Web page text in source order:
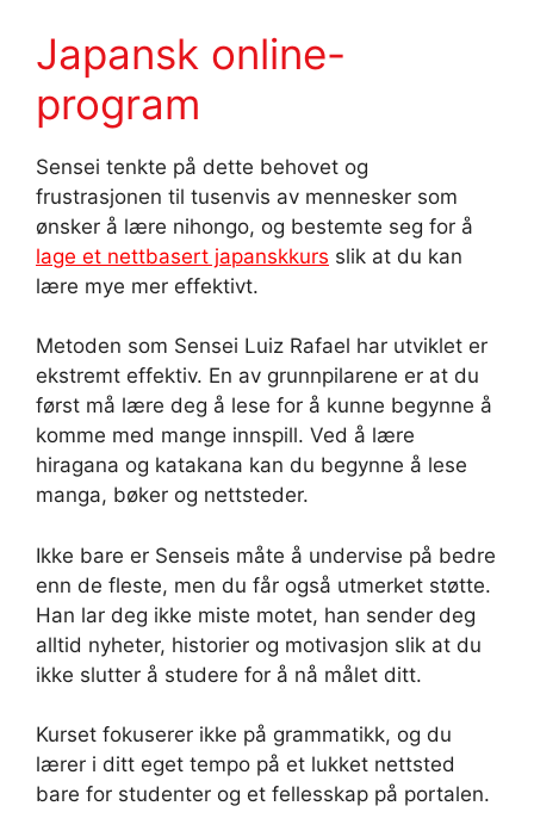
Japansk online-
program
Sensei tenkte på dette behovet og
frustrasjonen til tusenvis av mennesker som
ønsker å lære nihongo, og bestemte seg for å
lage et nettbasert japanskkurs slik at du kan
lære mye mer effektivt.
Metoden som Sensei Luiz Rafael har utviklet er
ekstremt effektiv. En av grunnpilarene er at du
først må lære deg å lese for å kunne begynne å
komme med mange innspill. Ved å lære
hiragana og katakana kan du begynne å lese
manga, bøker og nettsteder.
Ikke bare er Senseis måte å undervise på bedre
enn de fleste, men du får også utmerket støtte.
Han lar deg ikke miste motet, han sender deg
alltid nyheter, historier og motivasjon slik at du
ikke slutter å studere for å nå målet ditt.
Kurset fokuserer ikke på grammatikk, og du
lærer i ditt eget tempo på et lukket nettsted
bare for studenter og et fellesskap på portalen.